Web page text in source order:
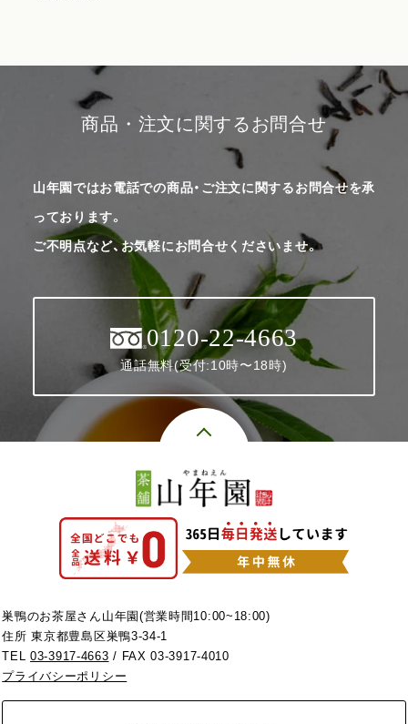
商品・注文に関するお問合せ
山年園ではお電話での商品・ご注文に関するお問合せを承
っております。
ご不明点など、お気軽にお問合せくださいませ。
0120-22-4663
通話無料(受付:10時〜18時)
巣鴨のお茶屋さん山年園(営業時間10:00~18:00)
住所 東京都豊島区巣鴨3-34-1
TEL03-3917-4663 / FAX 03-3917-4010
プライバシーポリシー